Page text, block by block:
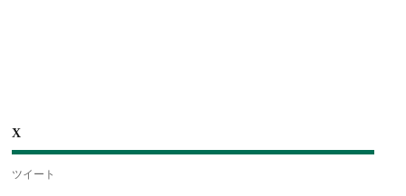
X
ツイート